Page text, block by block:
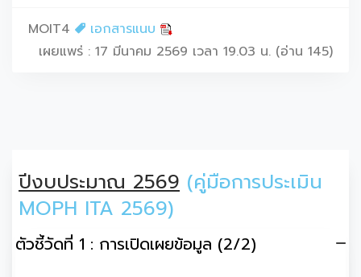
MOIT4
เอกสารแนบ
เผยแพร่ : 17 มีนาคม 2569 เวลา 19.03 น. (อ่าน 145)
ปีงบประมาณ 2569 (คู่มือการประเมิน
MOPH ITA 2569)
ตัวชี้วัดที่ 1 : การเปิดเผยข้อมูล (2/2)